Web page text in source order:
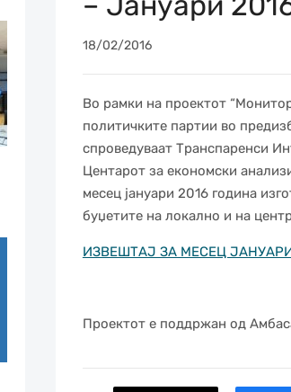
18/02/2016
Во рамки на проектот
политичките партии во
спроведуваат Транспаренси
Центарот за економски
месец јануари 2016 година
буџетите на локално и на
ИЗВЕШТАЈ ЗА МЕСЕЦ
Проектот е поддржан од